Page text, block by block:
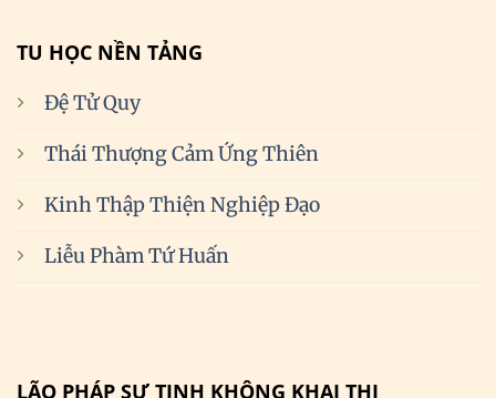
TU HỌC NỀN TẢNG
Đệ Tử Quy
Thái Thượng Cảm Ứng Thiên
Kinh Thập Thiện Nghiệp Đạo
Liễu Phàm Tứ Huấn
LÃO PHÁP SƯ TỊNH KHÔNG KHAI THỊ